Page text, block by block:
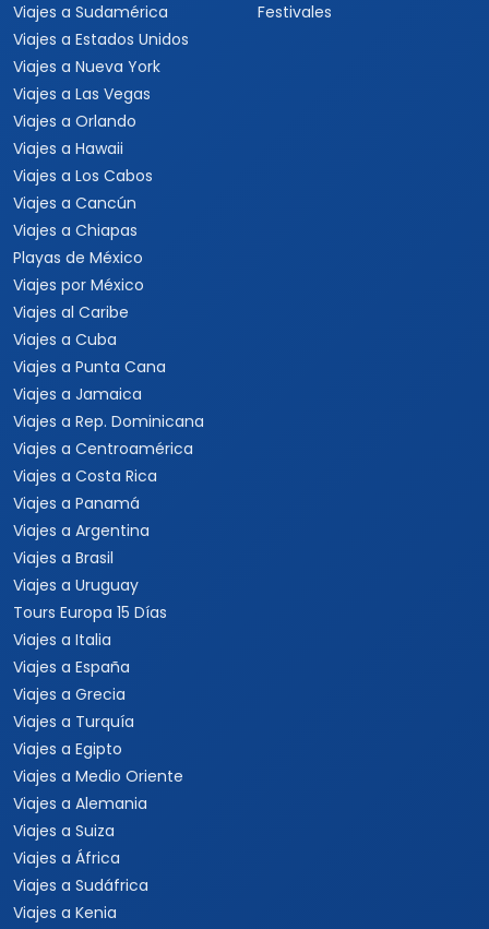
Viajes a Sudamérica
Viajes a Estados Unidos
Viajes a Nueva York
Viajes a Las Vegas
Viajes a Orlando
Viajes a Hawaii
Viajes a Los Cabos
Viajes a Cancún
Viajes a Chiapas
Playas de México
Viajes por México
Viajes al Caribe
Viajes a Cuba
Viajes a Punta Cana
Viajes a Jamaica
Viajes a Rep. Dominicana
Viajes a Centroamérica
Viajes a Costa Rica
Viajes a Panamá
Viajes a Argentina
Viajes a Brasil
Viajes a Uruguay
Tours Europa 15 Días
Viajes a Italia
Viajes a España
Viajes a Grecia
Viajes a Turquía
Viajes a Egipto
Viajes a Medio Oriente
Viajes a Alemania
Viajes a Suiza
Viajes a África
Viajes a Sudáfrica
Viajes a Kenia
Festivales